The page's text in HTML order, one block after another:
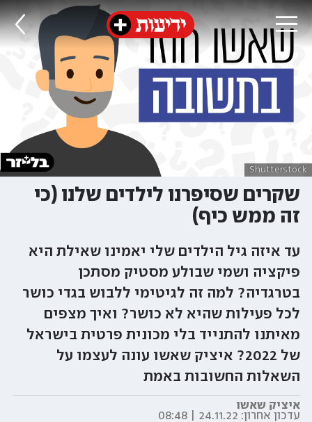
Shutterstock
שקרים שסיפרנו לילדים שלנו (כי
זה ממש כיף)
עד איזה גיל הילדים שלי יאמינו שאילת היא
פיקציה ושמי שבולע מסטיק מסתכן
בטרגדיה? למה זה לגיטימי ללבוש בגדי כושר
לכל פעילות שהיא לא כושר? ואיך מצפים
מאיתנו להתנייד בלי מכונית פרטית בישראל
של 2022? איציק שאשו עונה לעצמו על
השאלות החשובות באמת
איציק שאשו
עדכון אחרון: 24.11.22 | 08:48